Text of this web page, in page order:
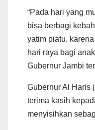
“Pada hari yang
bisa berbagi
yatim piatu,
hari raya bagi
Gubernur Jambi
Gubernur Al Haris
terima kasih
menyisihkan